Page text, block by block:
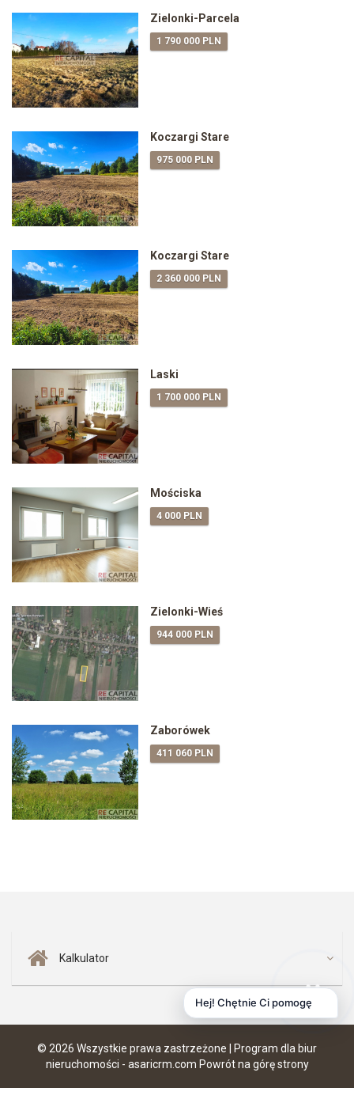
Zielonki-Parcela
1 790 000 PLN
Koczargi Stare
975 000 PLN
Koczargi Stare
2 360 000 PLN
Laski
1 700 000 PLN
Mościska
4 000 PLN
Zielonki-Wieś
944 000 PLN
Zaborówek
411 060 PLN
Kalkulator
© 2026 Wszystkie prawa zastrzeżone | Program dla biur
nieruchomości - asaricrm.com Powrót na górę strony
Hej! Chętnie Ci pomogę